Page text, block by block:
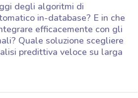
degli algoritmi di
in-database? E in che
efficacemente con gli
Quale soluzione scegliere
predittiva veloce su larga